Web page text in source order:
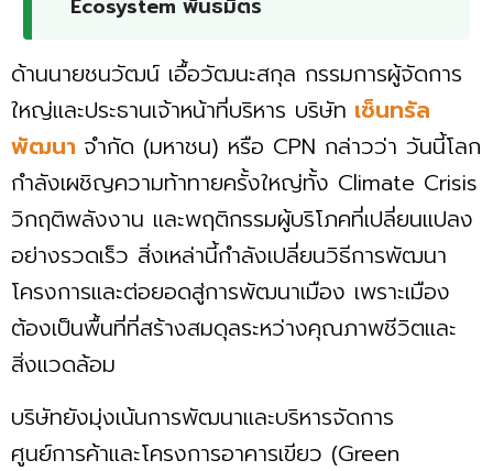
Ecosystem พันธมิตร
ด้านนายชนวัฒน์ เอื้อวัฒนะสกุล กรรมการผู้จัดการ
ใหญ่และประธานเจ้าหน้าที่บริหาร บริษัท เซ็นทรัล
พัฒนา จำกัด (มหาชน) หรือ CPN กล่าวว่า วันนี้โลก
กำลังเผชิญความท้าทายครั้งใหญ่ทั้ง Climate Crisis
วิกฤติพลังงาน และพฤติกรรมผู้บริโภคที่เปลี่ยนแปลง
อย่างรวดเร็ว สิ่งเหล่านี้กำลังเปลี่ยนวิธีการพัฒนา
โครงการและต่อยอดสู่การพัฒนาเมือง เพราะเมือง
ต้องเป็นพื้นที่ที่สร้างสมดุลระหว่างคุณภาพชีวิตและ
สิ่งแวดล้อม
บริษัทยังมุ่งเน้นการพัฒนาและบริหารจัดการ
ศูนย์การค้าและโครงการอาคารเขียว (Green